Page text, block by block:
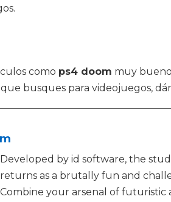
como ps4 doom muy
busques para videojuegos,
Developed by id software, the
returns as a brutally fun and
Combine your arsenal of futuristic